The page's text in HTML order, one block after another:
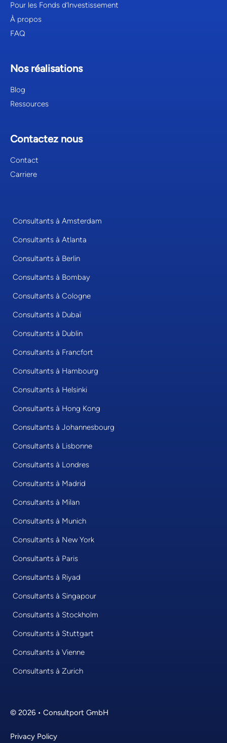
Pour les Fonds d’Investissement
À propos
FAQ
Nos réalisations
Blog
Ressources
Contactez nous
Contact
Carriere
Consultants à Amsterdam
Consultants à Atlanta
Consultants à Berlin
Consultants à Bombay
Consultants à Cologne
Consultants à Dubaï
Consultants à Dublin
Consultants à Francfort
Consultants à Hambourg
Consultants à Helsinki
Consultants à Hong Kong
Consultants à Johannesbourg
Consultants à Lisbonne
Consultants à Londres
Consultants à Madrid
Consultants à Milan
Consultants à Munich
Consultants à New York
Consultants à Paris
Consultants à Riyad
Consultants à Singapour
Consultants à Stockholm
Consultants à Stuttgart
Consultants à Vienne
Consultants à Zurich
Privacy Policy
© 2026 • Consultport GmbH